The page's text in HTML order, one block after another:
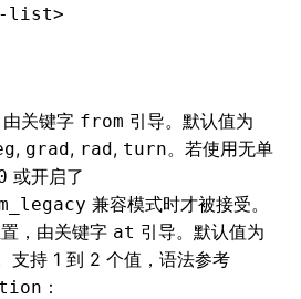
list>
关键字 from 引导。默认值为
, grad, rad, turn。若使用无单
或开启了
兼容模式时才被接受。
，由关键字 at 引导。默认值为
支持 1 到 2 个值，语法参考
：